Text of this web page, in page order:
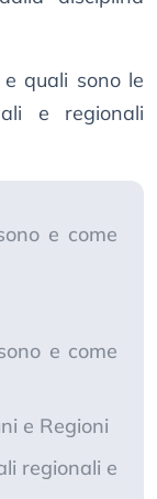
quali sono le
e regionali
e come
e come
e Regioni
regionali e